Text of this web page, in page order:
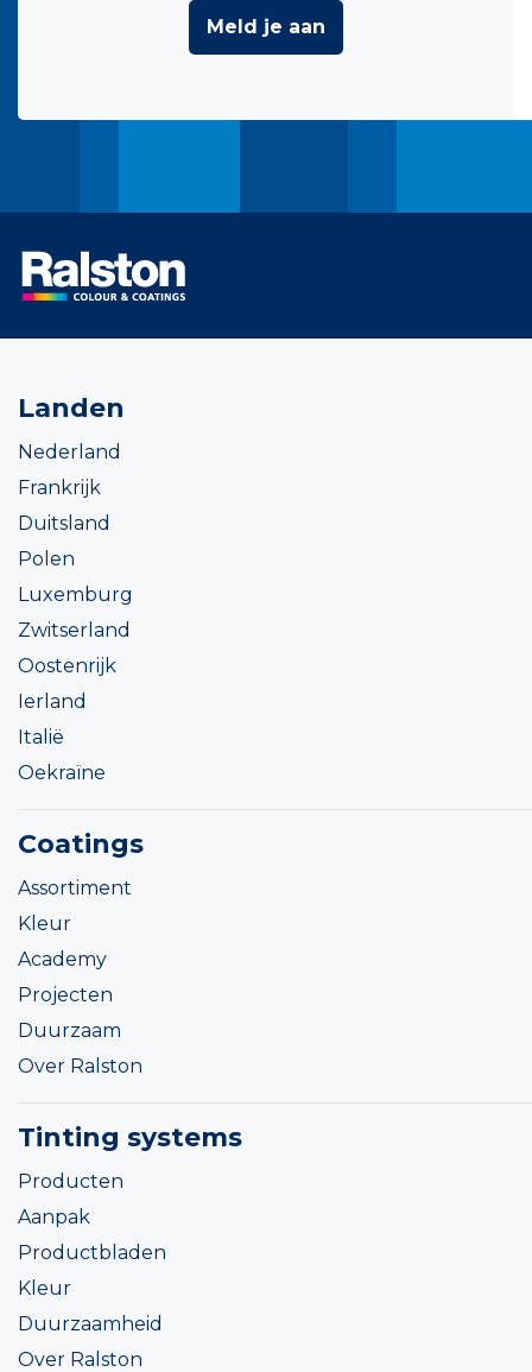
Meld je aan
Landen
Nederland
Frankrijk
Duitsland
Polen
Luxemburg
Zwitserland
Oostenrijk
Ierland
Italië
Oekraïne
Coatings
Assortiment
Kleur
Academy
Projecten
Duurzaam
Over Ralston
Tinting systems
Producten
Aanpak
Productbladen
Kleur
Duurzaamheid
Over Ralston